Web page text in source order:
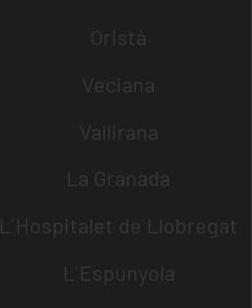
Oristà
Veciana
Vallirana
La Granada
L´Hospitalet de Llobregat
L´Espunyola